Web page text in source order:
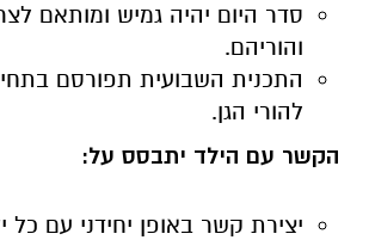
סדר היום יהיה גמיש ומותאם
והוריהם.
התכנית השבועית תפורסם
להורי הגן.
הקשר עם הילד יתבסס על:
יצירת קשר באופן יחידני עם כל